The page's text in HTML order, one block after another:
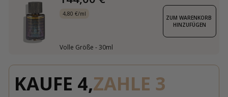
4,80 €/ml
Volle Größe - 30ml
ZUM WARENKORB
HINZUFÜGEN
KAUFE 4,ZAHLE 3